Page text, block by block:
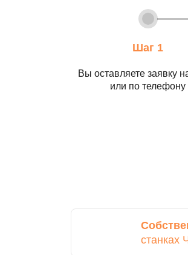
Шаг 1
Вы оставляете заявку
или по телефону
станках